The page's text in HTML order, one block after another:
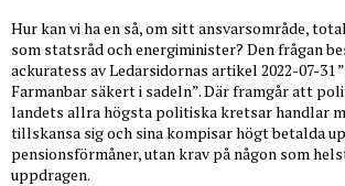
Hur kan vi ha en så, om sitt ansvarsområde,
som statsråd och energiminister? Den frågan
ackuratess av Ledarsidornas artikel 2022-07-31
Farmanbar säkert i sadeln”. Där framgår att
landets allra högsta politiska kretsar handlar
tillskansa sig och sina kompisar högt betalda
pensionsförmåner, utan krav på någon som
uppdragen.